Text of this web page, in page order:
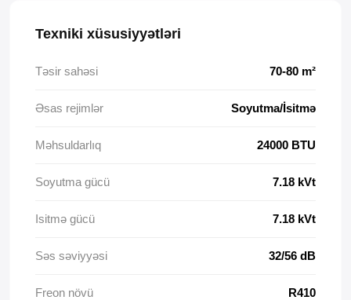
Texniki xüsusiyyətləri
Təsir sahəsi 70-80 m²
Əsas rejimlər Soyutma/İsitmə
Məhsuldarlıq 24000 BTU
Soyutma gücü 7.18 kVt
Isitmə gücü 7.18 kVt
Səs səviyyəsi 32/56 dB
Freon növü R410